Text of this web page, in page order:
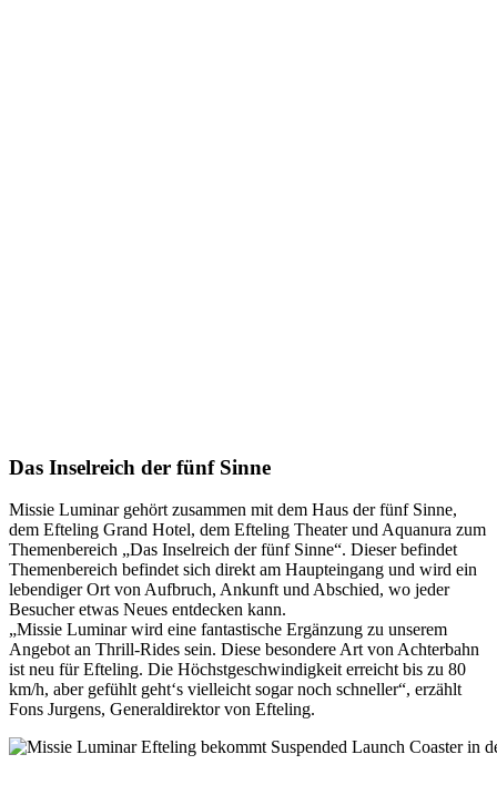
Das Inselreich der fünf Sinne
Missie Luminar gehört zusammen mit dem Haus der fünf Sinne,
dem Efteling Grand Hotel, dem Efteling Theater und Aquanura zum
Themenbereich „Das Inselreich der fünf Sinne“. Dieser befindet
Themenbereich befindet sich direkt am Haupteingang und wird ein
lebendiger Ort von Aufbruch, Ankunft und Abschied, wo jeder
Besucher etwas Neues entdecken kann.
„Missie Luminar wird eine fantastische Ergänzung zu unserem
Angebot an Thrill-Rides sein. Diese besondere Art von Achterbahn
ist neu für Efteling. Die Höchstgeschwindigkeit erreicht bis zu 80
km/h, aber gefühlt geht‘s vielleicht sogar noch schneller“, erzählt
Fons Jurgens, Generaldirektor von Efteling.